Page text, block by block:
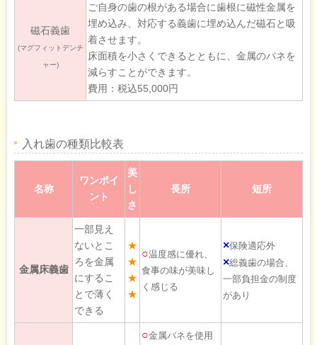
磁石義歯
(マグフィットデンチ
ャー)
ご自身の歯の根がある場合に歯根に磁性金属を
埋め込み、対応する義歯に埋め込んだ磁石と吸
着させます。
床面積を小さくできるとともに、金属のバネを
減らすことができます。
費用：税込55,000円
入れ歯の種類比較表
名称
ワンポイ
ント
美
し
さ
長所 短所
金属床義歯
一部見え
ないとこ
ろを金属
にするこ
とで薄く
できる
★
★
★
★
○温度感に優れ、
食事の味が美味し
く感じる
×保険適応外
×総義歯の場合、
一部負担金の制度
があり
○金属バネを使用